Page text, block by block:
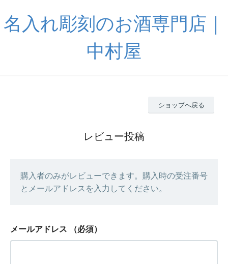
名入れ彫刻のお酒専門店｜
中村屋
ショップへ戻る
レビュー投稿
購入者のみがレビューできます。購入時の受注番号
とメールアドレスを入力してください。
メールアドレス （必須）